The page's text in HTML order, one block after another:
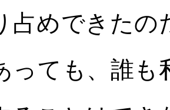
占めできた
っても、誰も